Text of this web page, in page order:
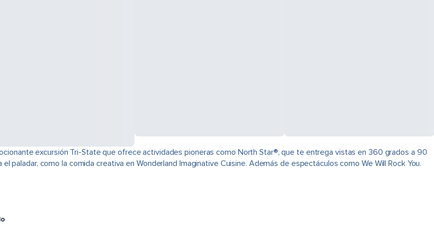
excursión Tri-State que ofrece actividades pioneras como North Star®, que te entrega vistas en 360 grados a 90
paladar, como la comida creativa en Wonderland Imaginative Cuisine. Además de espectáculos como We Will Rock You.